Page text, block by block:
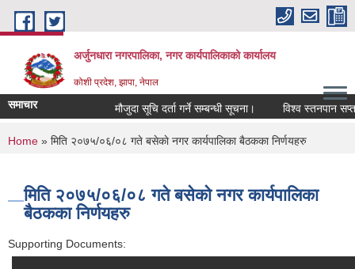
Skip to main content
अर्जुनधारा नगरपालिका, नगर कार्यपालिकाको कार्यालय
कोशी प्रदेश, झापा, नेपाल
समाचार मौजुदा सूचि दर्ता गर्ने सम्बन्धी सूचना। विश्व स्तनपान
You are here
Home » मिति २०७५/०६/०८ गते बसेकाे नगर कार्यपालिका बैठकका निर्णयहरु
मिति २०७५/०६/०८ गते बसेकाे नगर कार्यपालिका
बैठकका निर्णयहरु
Supporting Documents: